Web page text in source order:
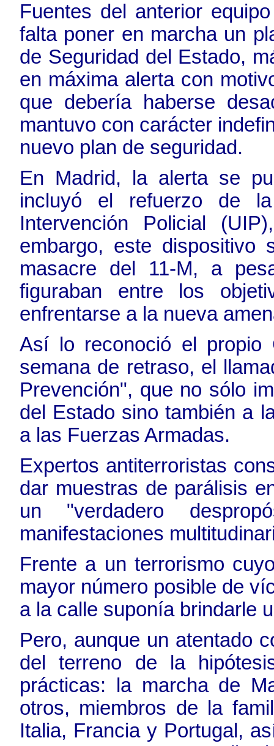
Fuentes del anterior
falta poner en marcha un
de Seguridad del Estado,
en máxima alerta con
que debería haberse
mantuvo con carácter
nuevo plan de seguridad.
En Madrid, la alerta se
incluyó el refuerzo de
Intervención Policial
embargo, este dispositivo
masacre del 11-M, a
figuraban entre los
enfrentarse a la nueva
Así lo reconoció el propio
semana de retraso, el
Prevención", que no sólo
del Estado sino también a
a las Fuerzas Armadas.
Expertos antiterroristas
dar muestras de parálisis
un "verdadero
manifestaciones
Frente a un terrorismo
mayor número posible de
a la calle suponía brindarle
Pero, aunque un atentado
del terreno de la
prácticas: la marcha de
otros, miembros de la
Italia, Francia y Portugal,